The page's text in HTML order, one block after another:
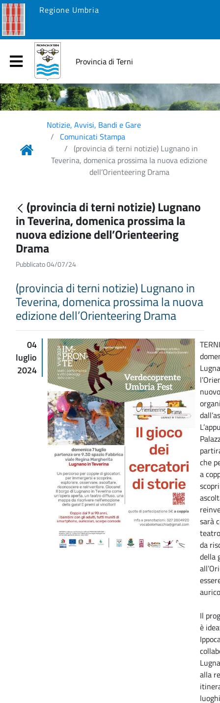
Regione Umbria
Provincia di Terni
Notizie, Avvisi, Bandi e Gare
Comunicati Stampa
(provincia di terni notizie) Lugnano in
Teverina, domenica prossima la nuova edizione
dell’Orienteering Drama
(provincia di terni notizie) Lugnano
in Teverina, domenica prossima la
nuova edizione dell’Orienteering
Drama
Pubblicato 04/07/24
(provincia di terni notizie) Lugnano in
Teverina, domenica prossima la nuova
edizione dell’Orienteering Drama
04
luglio
2024
che
a
sarà
da
della
Il
è
alla